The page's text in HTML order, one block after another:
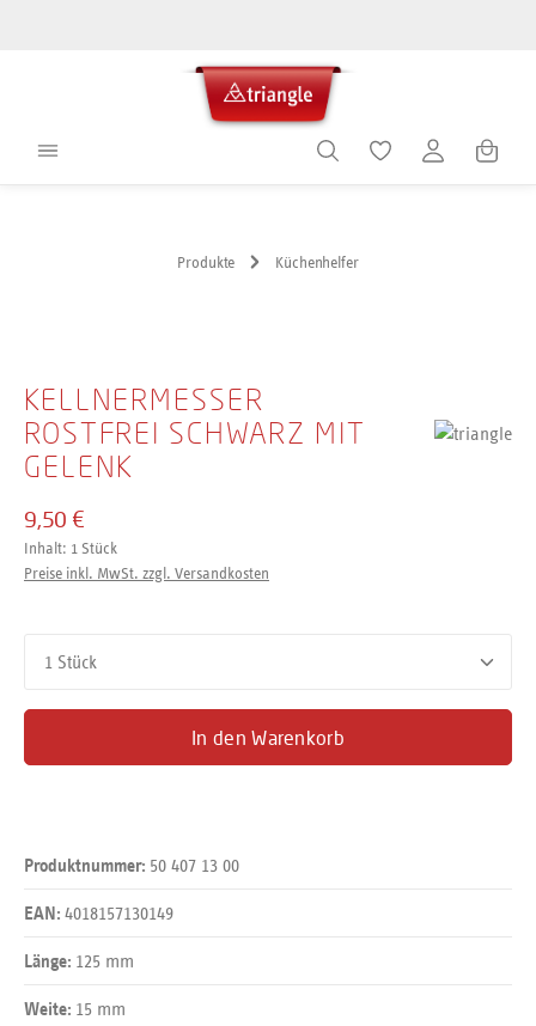
Produkte Küchenhelfer
KELLNERMESSER
ROSTFREI SCHWARZ MIT
GELENK
9,50 €
Inhalt: 1 Stück
Preise inkl. MwSt. zzgl. Versandkosten
In den Warenkorb
Produktnummer: 50 407 13 00
EAN: 4018157130149
Länge: 125 mm
Weite: 15 mm